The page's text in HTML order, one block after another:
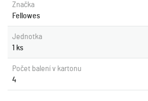
Značka
Fellowes
Jednotka
1 ks
Počet balení v kartonu
4